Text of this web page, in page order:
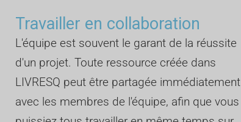
Travailler en collaboration
L'équipe est souvent le garant de la réussite
d'un projet. Toute ressource créée dans
LIVRESQ peut être partagée immédiatement
avec les membres de l'équipe, afin que vous